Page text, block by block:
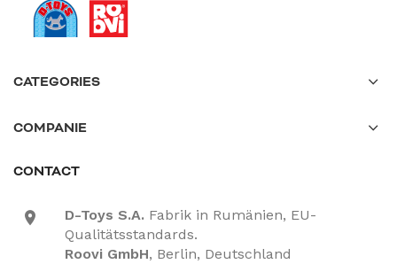
CATEGORIES
COMPANIE
CONTACT
location-icon D-Toys S.A. Fabrik in Rumänien, EU-
Qualitätsstandards.
Roovi GmbH, Berlin, Deutschland